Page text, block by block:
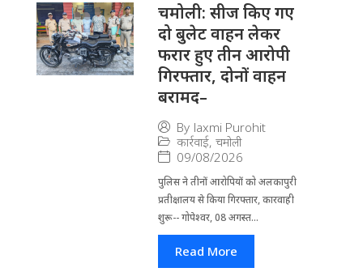
चमोली: सीज किए गए
दो बुलेट वाहन लेकर
फरार हुए तीन आरोपी
गिरफ्तार, दोनों वाहन
बरामद–
By laxmi Purohit
कार्रवाई, चमोली
09/08/2026
पुलिस ने तीनों आरोपियों को अलकापुरी
प्रतीक्षालय से किया गिरफ्तार, कारवाही
शुरू-- गोपेश्वर, 08 अगस्त...
Read More